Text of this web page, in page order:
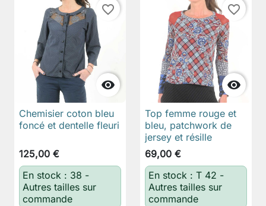

favorite_border
Chemisier coton bleu
foncé et dentelle fleuri
125,00 €
En stock : 38 -
Autres tailles sur
commande

favorite_border
Top femme rouge et
bleu, patchwork de
jersey et résille
69,00 €
En stock : T 42 -
Autres tailles sur
commande